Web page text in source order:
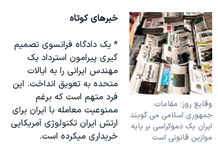
وقايع روز: مقامات
جمهوری اسلامی می گويند
ايران يک دموکراسی بر پايه
موازين قانونی است
خبرهای کوتاه
* يک دادگاه فرانسوی تصميم
گيری پيرامون استرداد يک
مهندس ايرانی را به ايالات
متحده به تعويق انداخت. اين
فرد متهم است که برغم
ممنوعيت معامله با ايران برای
ارتش ايران تکنولوژی آمريکايی
خريداری ميکرده است.